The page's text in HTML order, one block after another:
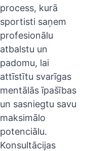
process, kurā
sportisti saņem
profesionālu
atbalstu un
padomu, lai
attīstītu svarīgas
mentālās īpašības
un sasniegtu savu
maksimālo
potenciālu.
Konsultācijas